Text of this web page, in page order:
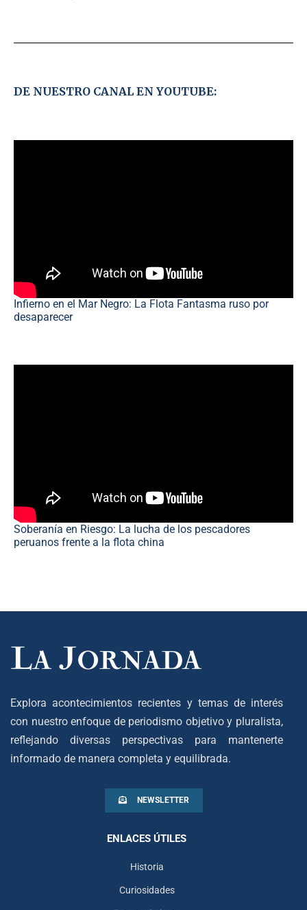
DE NUESTRO CANAL EN YOUTUBE:
Infierno en el Mar Negro: La Flota Fantasma ruso por
desaparecer
Soberanía en Riesgo: La lucha de los pescadores
peruanos frente a la flota china
Explora acontecimientos recientes y temas de interés
con nuestro enfoque de periodismo objetivo y pluralista,
reflejando diversas perspectivas para mantenerte
informado de manera completa y equilibrada.
NEWSLETTER
ENLACES ÚTILES
Historia
Curiosidades